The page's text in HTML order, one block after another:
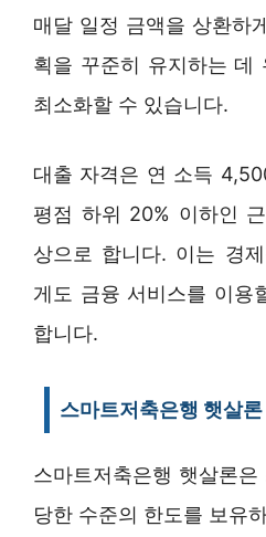
매달 일정 금액을 상환하
획을 꾸준히 유지하는 데
최소화할 수 있습니다.
대출 자격은 연 소득
평점 하위 20% 이하인
상으로 합니다. 이는 경
게도 금융 서비스를 이용
합니다.
스마트저축은행 햇살론
스마트저축은행 햇살론
당한 수준의 한도를 보유